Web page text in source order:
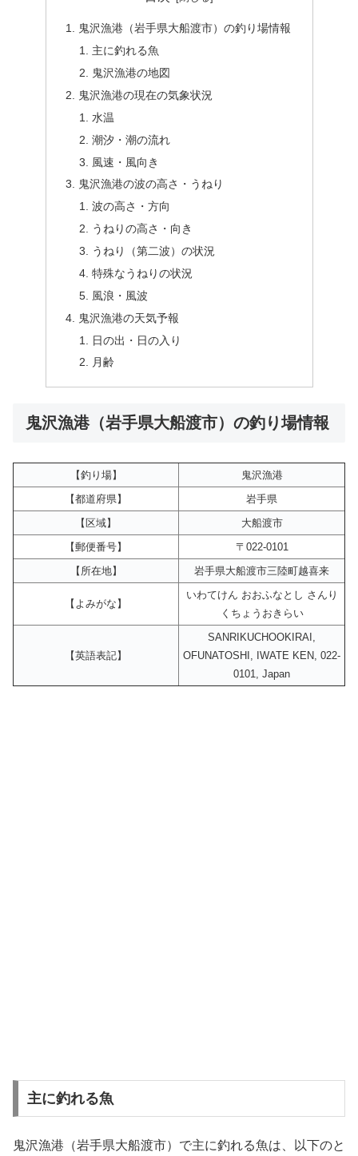
鬼沢漁港（岩手県大船渡市）の釣り場情報
主に釣れる魚
鬼沢漁港の地図
鬼沢漁港の現在の気象状況
水温
潮汐・潮の流れ
風速・風向き
鬼沢漁港の波の高さ・うねり
波の高さ・方向
うねりの高さ・向き
うねり（第二波）の状況
特殊なうねりの状況
風浪・風波
鬼沢漁港の天気予報
日の出・日の入り
月齢
鬼沢漁港（岩手県大船渡市）の釣り場情報
【釣り場】
鬼沢漁港
【都道府県】
岩手県
【区域】
大船渡市
【郵便番号】
〒022-0101
【所在地】
岩手県大船渡市三陸町越喜来
【よみがな】
いわてけん おおふなとし さんり
くちょうおきらい
【英語表記】
SANRIKUCHOOKIRAI,
OFUNATOSHI, IWATE KEN, 022-
0101, Japan
主に釣れる魚
鬼沢漁港（岩手県大船渡市）で主に釣れる魚は、以下のと